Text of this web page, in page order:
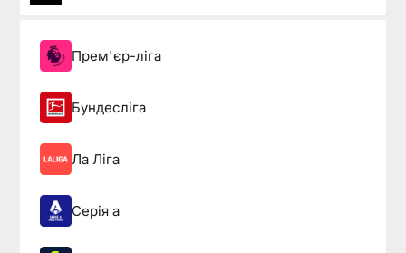
Прем'єр-ліга
Бундесліга
Ла Ліга
Серія а